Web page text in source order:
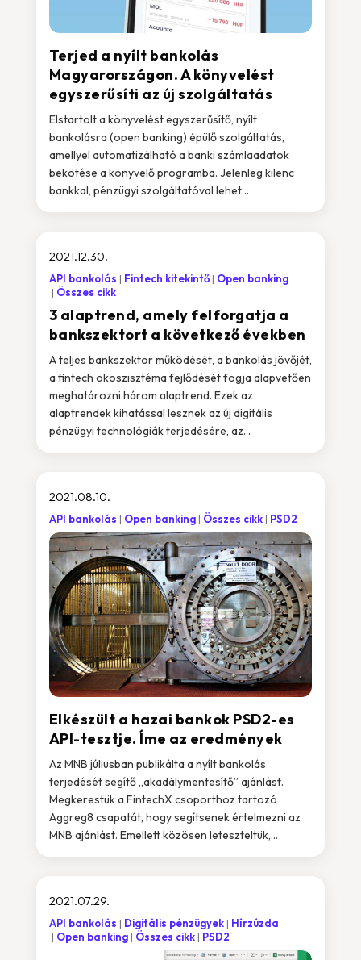
Terjed a nyílt bankolás
Magyarországon. A könyvelést
egyszerűsíti az új szolgáltatás
Elstartolt a könyvelést egyszerűsítő, nyílt
bankolásra (open banking) épülő szolgáltatás,
amellyel automatizálható a banki számlaadatok
bekötése a könyvelő programba. Jelenleg kilenc
bankkal, pénzügyi szolgáltatóval lehet...
3 alaptrend, amely felforgatja a
bankszektort a következő években
2021.12.30.
API bankolás Fintech kitekintő
Open banking
Összes cikk
A teljes bankszektor működését, a bankolás jövőjét,
a fintech ökoszisztéma fejlődését fogja alapvetően
meghatározni három alaptrend. Ezek az
alaptrendek kihatással lesznek az új digitális
pénzügyi technológiák terjedésére, az...
Elkészült a hazai bankok PSD2-es
API-tesztje. Íme az eredmények
2021.08.10.
API bankolás Open banking Összes cikk PSD2
Az MNB júliusban publikálta a nyílt bankolás
terjedését segítő „akadálymentesítő” ajánlást.
Megkerestük a FintechX csoporthoz tartozó
Aggreg8 csapatát, hogy segítsenek értelmezni az
MNB ajánlást. Emellett közösen leteszteltük,...
2021.07.29.
API bankolás Digitális pénzügyek
Hírzúzda
Open banking
Összes cikk PSD2